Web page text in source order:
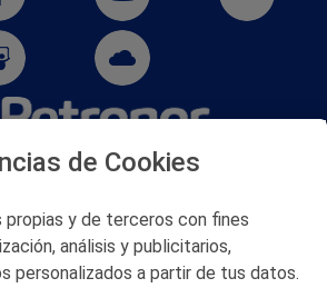
Martín 5-Edificio Muñatones,
© 2026 Petronor S.A.
de Cookies
propias y de terceros con fines
análisis y publicitarios,
personalizados a partir de tus datos.